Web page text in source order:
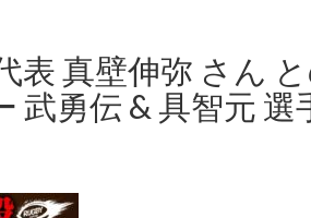
表 真壁伸弥 さん
武勇伝 & 具智元